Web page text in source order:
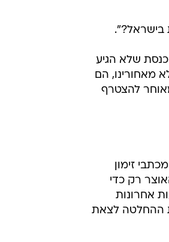
בישראל?".
המזוהה יותר מכל עם הארגון אמר: "זה לא רק 116 חברי כנסת שלא הגיע
מאחורינו, הם
להצטרף
180 עובדים קיבלו מכתבי זימון
במשרד האוצר רק כדי
אחרונות
ההחלטה לצאת